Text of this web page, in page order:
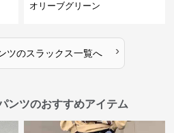
オリーブグリーン
ツのスラックス一覧へ ›
ンツのおすすめアイテム